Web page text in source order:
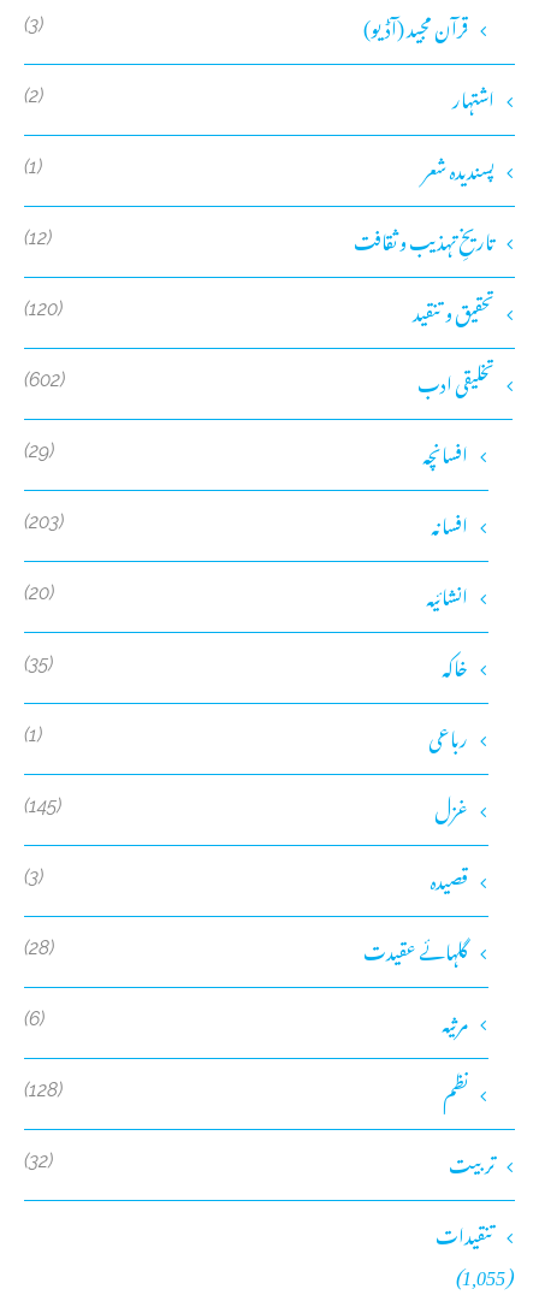
قرآن مجید (آڈیو) (3)
اشتہار (2)
پسندیدہ شعر (1)
تاریخِ تہذیب و ثقافت (12)
تحقیق و تنقید (120)
تخلیقی ادب (602)
افسانچہ (29)
افسانہ (203)
انشائیہ (20)
خاکہ (35)
رباعی (1)
غزل (145)
قصیدہ (3)
گلہائے عقیدت (28)
مرثیہ (6)
نظم (128)
تربیت (32)
تنقیدات
(1,055)